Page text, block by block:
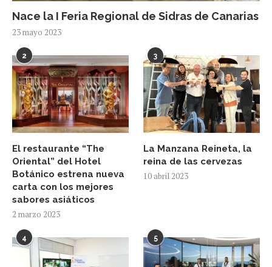
Nace la I Feria Regional de Sidras de Canarias
23 mayo 2023
2
El restaurante “The
Oriental” del Hotel
Botánico estrena nueva
carta con los mejores
sabores asiáticos
2 marzo 2023
3
La Manzana Reineta, la
reina de las cervezas
10 abril 2023
4 5